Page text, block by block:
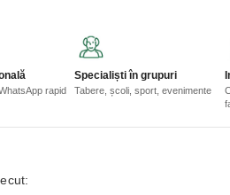
rapid
Specialiști în grupuri
Tabere, școli, sport, evenimente